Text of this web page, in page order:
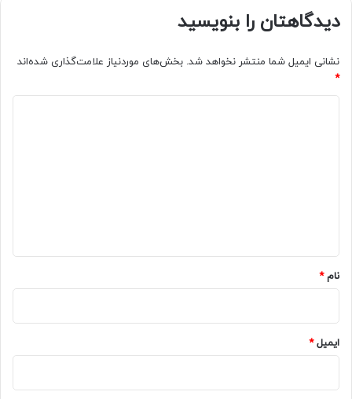
دیدگاهتان را بنویسید
نشانی ایمیل شما منتشر نخواهد شد. بخش‌های موردنیاز علامت‌گذاری شده‌اند
*
نام*
ایمیل*